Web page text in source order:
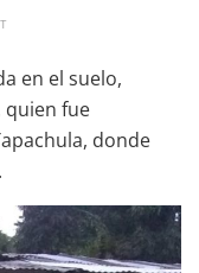
en el suelo,
quien fue
donde